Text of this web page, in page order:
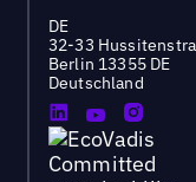
DE
32-33
Berlin 13355 DE
Deutschland